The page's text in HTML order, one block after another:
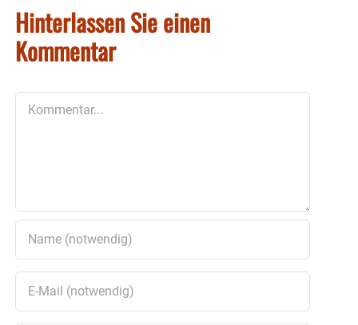
Hinterlassen Sie einen
Kommentar